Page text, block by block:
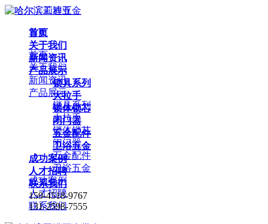
首页
关于我们
新闻资讯
产品展示
锁具系列
大拉手
锁体锁芯
闭门器
五金配件
卫浴五金
成功案例
人才招聘
联系我们
159-4518-9767
131-2598-7555
导航
首页
关于我们
新闻资讯
产品展示
锁具系列
大拉手
锁体锁芯
闭门器
五金配件
卫浴五金
成功案例
人才招聘
联系我们